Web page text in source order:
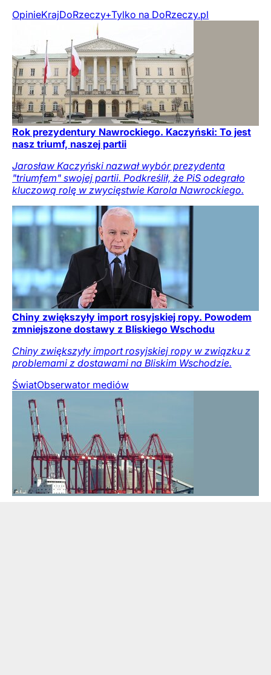
OpinieKrajDoRzeczy+Tylko na DoRzeczy.pl
Rok prezydentury Nawrockiego. Kaczyński: To jest
nasz triumf, naszej partii
Jarosław Kaczyński nazwał wybór prezydenta
"triumfem" swojej partii. Podkreślił, że PiS odegrało
kluczową rolę w zwycięstwie Karola Nawrockiego.
Chiny zwiększyły import rosyjskiej ropy. Powodem
zmniejszone dostawy z Bliskiego Wschodu
Chiny zwiększyły import rosyjskiej ropy w związku z
problemami z dostawami na Bliskim Wschodzie.
ŚwiatObserwator mediów